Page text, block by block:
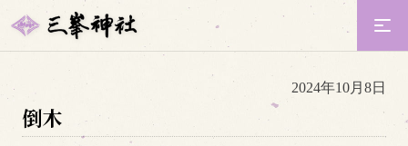
2024年10月8日
倒木